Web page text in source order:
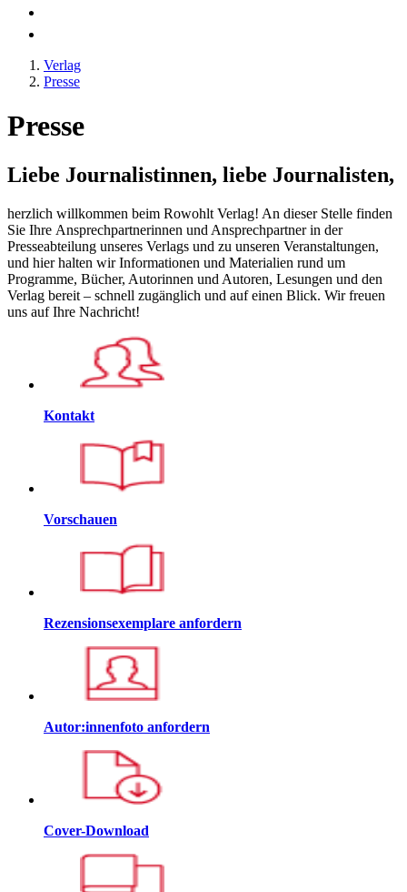
Verlag
Presse
Presse
Liebe Journalistinnen, liebe Journalisten,
herzlich willkommen beim Rowohlt Verlag! An dieser Stelle finden
Sie Ihre Ansprechpartnerinnen und Ansprechpartner in der
Presseabteilung unseres Verlags und zu unseren Veranstaltungen,
und hier halten wir Informationen und Materialien rund um
Programme, Bücher, Autorinnen und Autoren, Lesungen und den
Verlag bereit – schnell zugänglich und auf einen Blick. Wir freuen
uns auf Ihre Nachricht!
Kontakt
Vorschauen
Rezensionsexemplare anfordern
Autor:innenfoto anfordern
Cover-Download